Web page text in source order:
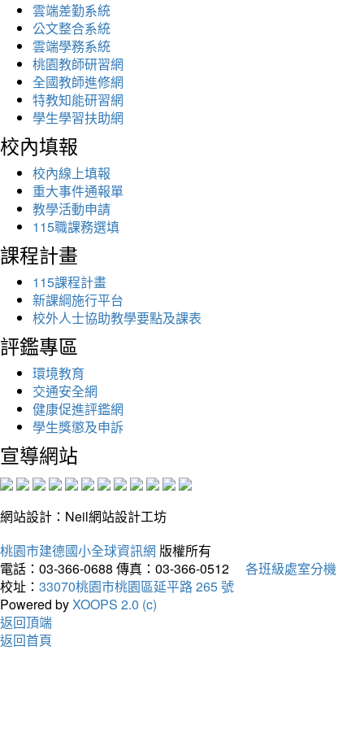
雲端差勤系統
公文整合系統
雲端學務系統
桃園教師研習網
全國教師進修網
特教知能研習網
學生學習扶助網
校內填報
校內線上填報
重大事件通報單
教學活動申請
115職課務選填
課程計畫
115課程計畫
新課綱施行平台
校外人士協助教學要點及課表
評鑑專區
環境教育
交通安全網
健康促進評鑑網
學生獎懲及申訴
宣導網站
網站設計：Neil網站設計工坊
桃園市建德國小全球資訊網 版權所有
電話：03-366-0688 傳真：03-366-0512
各班級處室分機
校址： 33070桃園市桃園區延平路 265 號
Powered byXOOPS 2.0 (c)
返回頂端
返回首頁